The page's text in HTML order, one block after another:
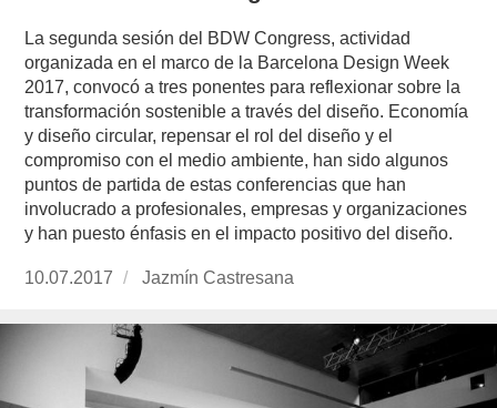
La segunda sesión del BDW Congress, actividad
organizada en el marco de la Barcelona Design Week
2017, convocó a tres ponentes para reflexionar sobre la
transformación sostenible a través del diseño. Economía
y diseño circular, repensar el rol del diseño y el
compromiso con el medio ambiente, han sido algunos
puntos de partida de estas conferencias que han
involucrado a profesionales, empresas y organizaciones
y han puesto énfasis en el impacto positivo del diseño.
Publicado
10.07.2017
https://www.experimenta.es/author/jazmin-
Jazmín Castresana